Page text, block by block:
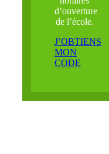
d’ouverture
de l’école.
J’OBTIENS
MON
CODE